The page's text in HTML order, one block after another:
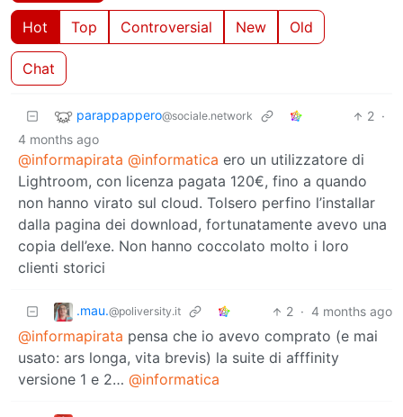
Hot Top Controversial New Old
Chat
parappappero@sociale.network 2 ·
4 months ago
@informapirata @informatica ero un utilizzatore di
Lightroom, con licenza pagata 120€, fino a quando
non hanno virato sul cloud. Tolsero perfino l’installar
dalla pagina dei download, fortunatamente avevo una
copia dell’exe. Non hanno coccolato molto i loro
clienti storici
.mau.@poliversity.it 2 · 4 months ago
@informapirata pensa che io avevo comprato (e mai
usato: ars longa, vita brevis) la suite di afffinity
versione 1 e 2… @informatica